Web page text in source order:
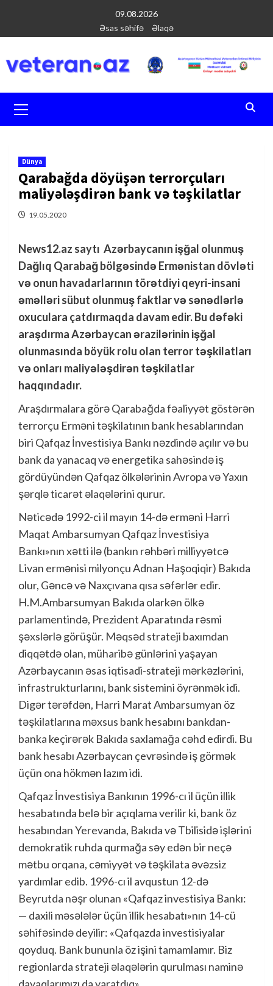
содержимому
09.08.2026
Əsas səhifə
Əlaqə
меню
Dünya
Qarabağda döyüşən terrorçuları
maliyələşdirən bank və təşkilatlar
19.05.2020
News12.az saytı Azərbaycanın işğal olunmuş
Dağlıq Qarabağ bölgəsində Ermənistan dövləti
və onun havadarlarının törətdiyi qeyri-insani
əməlləri sübut olunmuş faktlar və sənədlərlə
oxuculara çatdırmaqda davam edir. Bu dəfəki
araşdırma Azərbaycan ərazilərinin işğal
olunmasında böyük rolu olan terror təşkilatları
və onları maliyələşdirən təşkilatlar
haqqındadır.
Araşdırmalara görə Qarabağda fəaliyyət göstərən
terrorçu Erməni təşkilatının bank hesablarından
biri Qafqaz İnvestisiya Bankı nəzdində açılır və bu
bank da yanacaq və energetika sahəsində iş
gördüyündən Qafqaz ölkələrinin Avropa və Yaxın
şərqlə ticarət əlaqələrini qurur.
Nəticədə 1992-ci il mayın 14-də erməni Harri
Maqat Ambarsumyan Qafqaz İnvestisiya
Bankı»nın xətti ilə (bankın rəhbəri milliyyətcə
Livan ermənisi milyonçu Adnan Haşoqiqir) Bakıda
olur, Gəncə və Naxçıvana qısa səfərlər edir.
H.M.Ambarsumyan Bakıda olarkən ölkə
parlamentində, Prezident Aparatında rəsmi
şəxslərlə görüşür. Məqsəd strateji baxımdan
diqqətdə olan, müharibə günlərini yaşayan
Azərbaycanın əsas iqtisadi-strateji mərkəzlərini,
infrastrukturlarını, bank sistemini öyrənmək idi.
Digər tərəfdən, Harri Marat Ambarsumyan öz
təşkilatlarına məxsus bank hesabını bankdan-
banka keçirərək Bakıda saxlamağa cəhd edirdi. Bu
bank hesabı Azərbaycan çevrəsində iş görmək
üçün ona hökmən lazım idi.
Qafqaz İnvestisiya Bankının 1996-cı il üçün illik
hesabatında belə bir açıqlama verilir ki, bank öz
hesabından Yerevanda, Bakıda və Tbilisidə işlərini
demokratik ruhda qurmağa səy edən bir neçə
mətbu orqana, cəmiyyət və təşkilata əvəzsiz
yardımlar edib. 1996-cı il avqustun 12-də
Beyrutda nəşr olunan «Qafqaz investisiya Bankı:
— daxili məsələlər üçün illik hesabatı»nın 14-cü
səhifəsində deyilir: «Qafqazda investisiyalar
qoyduq. Bank bununla öz işini tamamlamır. Biz
regionlarda strateji əlaqələrin qurulması naminə